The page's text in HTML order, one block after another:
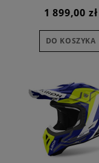
1 899,00 zł
DO KOSZYKA